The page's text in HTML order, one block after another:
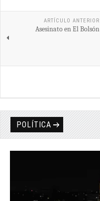
ARTÍCULO ANTERIOR
Asesinato en El Bolsón
POLÍTICA